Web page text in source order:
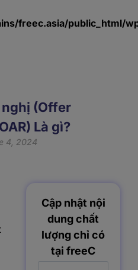
freec.asia/public_html/
(Offer
Là gì?
4, 2024
Cập nhật nội
dung chất
lượng chỉ có
tại freeC